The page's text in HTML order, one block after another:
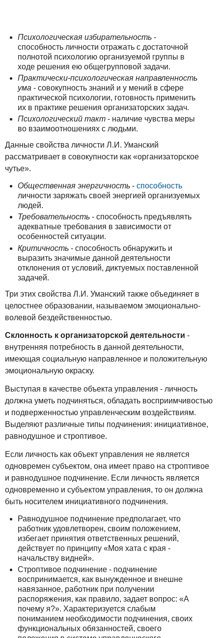
Психологическая избирательность-
способность личности отражать с достаточной
полнотой психологию организуемой группы в
ходе решения ею общегрупповой задачи.
Практически-психологическая направленность
ума - совокупность знаний и у мений в сфере
практической психологии, готовность применить
их в практике решения организаторских задач.
Психологический такт- наличие чувства меры
во взаимоотношениях с людьми.
Данные свойства личности Л.И. Уманский
рассматривает в совокупности как «организаторское
чутье».
Общественная энергичность- способность
личности заряжать своей энергией организуемых
людей.
Требовательность- способность предъявлять
адекватные требования в зависимости от
особенностей ситуации.
Критичность- способность обнаружить и
выразить значимые данной деятельности
отклонения от условий, диктуемых поставленной
задачей.
Три этих свойства Л.И. Уманский также объединяет в
целостнее образовании, называемом эмоционально-
волевой бездейственностью.
Склонность к организаторской деятельности -
внутренняя потребность в данной деятельности,
имеющая социальную направленное и положительную
эмоциональную окраску.
Выступая в качестве объекта управления - личность
должна уметь подчиняться, обладать восприимчивостью
и подверженностью управленческим воздействиям.
Выделяют различные типы подчинения: инициативное,
равнодушное и строптивое.
Если личность как объект управления не является
одновремен субъектом, она имеет право на строптивое
и равнодушное подчинение. Если личность является
одновременно и субъектом управления, то он должна
быть носителем инициативного подчинения.
Равнодушное подчинение предполагает, что
работник удовлетворен, своим положением,
избегает принятия ответственных решений,
действует по принципу «Моя хата с края -
начальству видней».
Строптивое подчинение - подчинение
воспринимается, как вынужденное и внешне
навязанное, работник при получении
распоряжения, как правило, задает вопрос: «А
почему я?». Характеризуется слабым
пониманием необходимости подчинения, своих
функциональных обязанностей, своего